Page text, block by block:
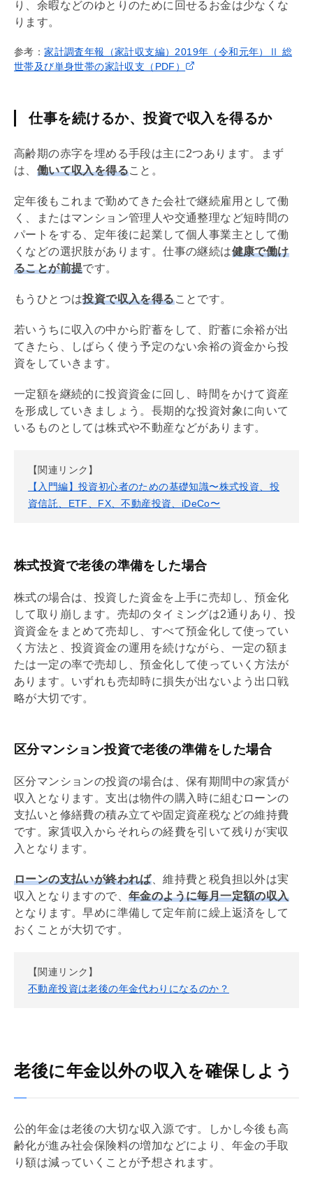
り、余暇などのゆとりのために回せるお金は少なくな
ります。
参考：家計調査年報（家計収支編）2019年（令和元年）Ⅱ 総
世帯及び単身世帯の家計収支（PDF）
仕事を続けるか、投資で収入を得るか
高齢期の赤字を埋める手段は主に2つあります。まず
は、 働いて収入を得ること。
定年後もこれまで勤めてきた会社で継続雇用として働
く、またはマンション管理人や交通整理など短時間の
パートをする、定年後に起業して個人事業主として働
くなどの選択肢があります。仕事の継続は健康で働け
ることが前提です。
もうひとつは投資で収入を得ることです。
若いうちに収入の中から貯蓄をして、貯蓄に余裕が出
てきたら、しばらく使う予定のない余裕の資金から投
資をしていきます。
一定額を継続的に投資資金に回し、時間をかけて資産
を形成していきましょう。長期的な投資対象に向いて
いるものとしては株式や不動産などがあります。
【関連リンク】
【入門編】投資初心者のための基礎知識〜株式投資、投
資信託、ETF、FX、不動産投資、iDeCo〜
株式投資で老後の準備をした場合
株式の場合は、投資した資金を上手に売却し、預金化
して取り崩します。売却のタイミングは2通りあり、投
資資金をまとめて売却し、すべて預金化して使ってい
く方法と、投資資金の運用を続けながら、一定の額ま
たは一定の率で売却し、預金化して使っていく方法が
あります。いずれも売却時に損失が出ないよう 出口戦
略が大切です。
区分マンション投資で老後の準備をした場合
区分マンションの投資の場合は、保有期間中の家賃が
収入となります。支出は物件の購入時に組むローンの
支払いと修繕費の積み立てや固定資産税などの維持費
です。家賃収入からそれらの経費を引いて残りが実収
入となります。
ローンの支払いが終われば、維持費と税負担以外は実
収入となりますので、 年金のように毎月一定額の収入
となります。早めに準備して定年前に繰上返済をして
おくことが大切です。
【関連リンク】
不動産投資は老後の年金代わりになるのか？
老後に年金以外の収入を確保しよう
公的年金は老後の大切な収入源です。しかし今後も高
齢化が進み社会保険料の増加などにより、年金の手取
り額は減っていくことが予想されます。